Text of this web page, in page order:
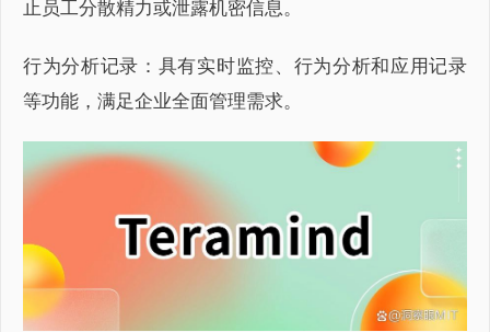
止员工分散精力或泄露机密信息。
行为分析记录：具有实时监控、行为分析和应用记录
等功能，满足企业全面管理需求。